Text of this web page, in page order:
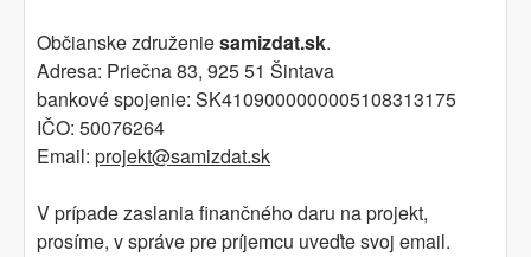
Občianske združeniesamizdat.sk.
Adresa: Priečna 83, 925 51 Šintava
bankové spojenie: SK4109000000005108313175
IČO: 50076264
Email: projekt@samizdat.sk
V prípade zaslania finančného daru na projekt,
prosíme, v správe pre príjemcu uveďte svoj email.